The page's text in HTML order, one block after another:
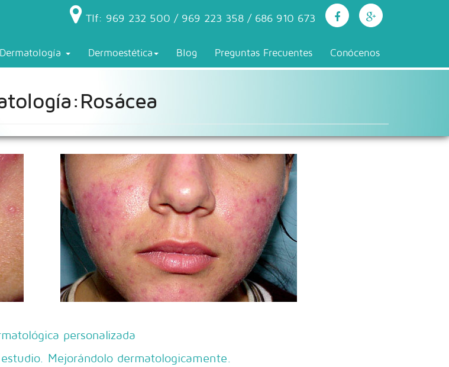
Tlf: 969 232 500 / 969 223 358 / 686 910 673
Dermatología Dermoestética Blog Preguntas Frecuentes Conócenos
personalizada
Mejorándolo dermatologicamente.